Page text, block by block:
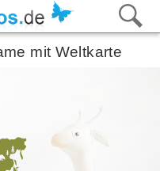
mit Weltkarte